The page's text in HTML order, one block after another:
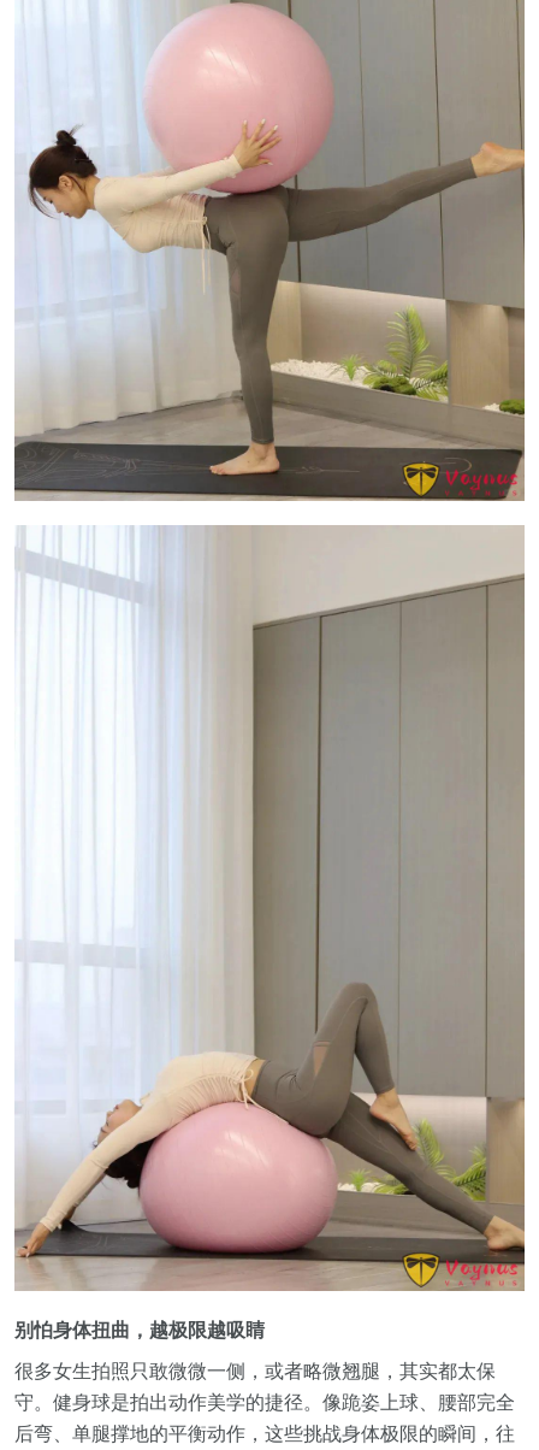
别怕身体扭曲，越极限越吸睛
很多女生拍照只敢微微一侧，或者略微翘腿，其实都太保
守。健身球是拍出动作美学的捷径。像跪姿上球、腰部完全
后弯、单腿撑地的平衡动作，这些挑战身体极限的瞬间，往